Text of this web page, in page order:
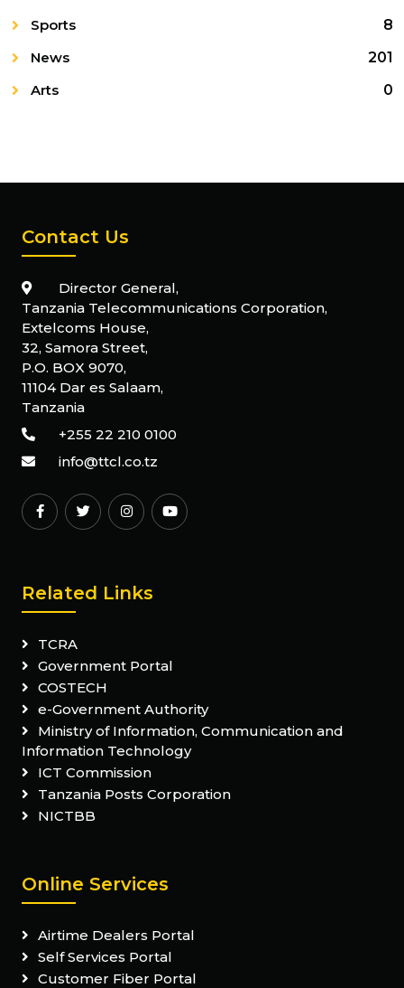
Sports
8
News
201
Arts
0
Contact Us
Director General,
Tanzania Telecommunications Corporation,
Extelcoms House,
32, Samora Street,
P.O. BOX 9070,
11104 Dar es Salaam,
Tanzania
+255 22 210 0100
info@ttcl.co.tz
Related Links
TCRA
Government Portal
COSTECH
e-Government Authority
Ministry of Information, Communication and
Information Technology
ICT Commission
Tanzania Posts Corporation
NICTBB
Online Services
Airtime Dealers Portal
Self Services Portal
Customer Fiber Portal